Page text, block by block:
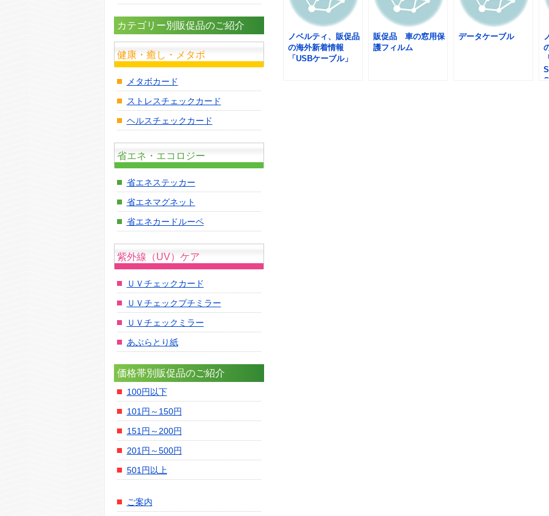
ノベルティ、販促品
の海外新着情報
「USBケーブル」
販促品 車の窓用保
護フィルム
データケーブル
カテゴリー別販促品のご紹介
健康・癒し・メタボ
メタボカード
ストレスチェックカード
ヘルスチェックカード
省エネ・エコロジー
省エネステッカー
省エネマグネット
省エネカードルーペ
紫外線（UV）ケア
ＵＶチェックカード
ＵＶチェックプチミラー
ＵＶチェックミラー
あぶらとり紙
価格帯別販促品のご紹介
100円以下
101円～150円
151円～200円
201円～500円
501円以上
ご案内